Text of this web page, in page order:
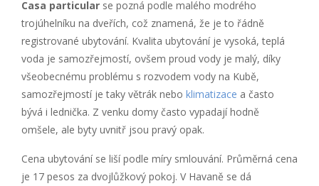
Casa particular se pozná podle malého modrého
trojúhelníku na dveřích, což znamená, že je to řádně
registrované ubytování. Kvalita ubytování je vysoká, teplá
voda je samozřejmostí, ovšem proud vody je malý, díky
všeobecnému problému s rozvodem vody na Kubě,
samozřejmostí je taky větrák nebo klimatizace a často
bývá i lednička. Z venku domy často vypadají hodně
omšele, ale byty uvnitř jsou pravý opak.
Cena ubytování se liší podle míry smlouvání. Průměrná cena
je 17 pesos za dvojlůžkový pokoj. V Havaně se dá